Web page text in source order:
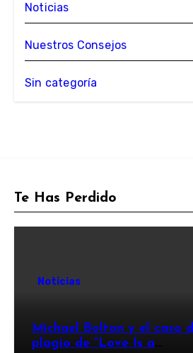
Noticias
Nuestros Consejos
Sin categoría
Te Has Perdido
Noticias
Michael Bolton y el caso
plagio de “Love Is a